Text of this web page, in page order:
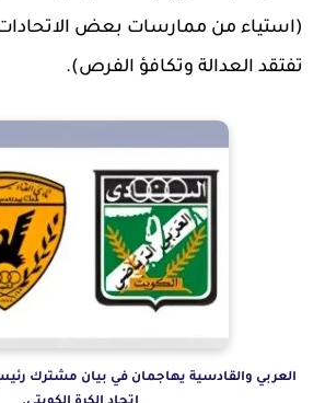
(استياء من ممارسات بعض الاتحادات
تفتقد العدالة وتكافؤ الفرص).
العربي والقادسية يهاجمان في بيان مشترك